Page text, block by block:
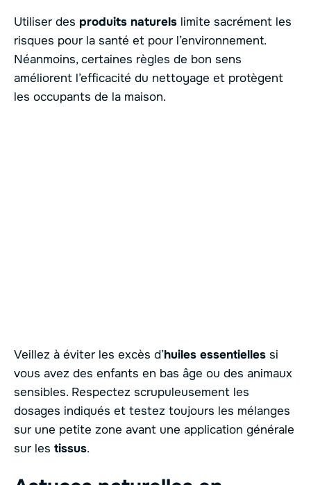
Utiliser des produits naturels limite sacrément les
risques pour la santé et pour l’environnement.
Néanmoins, certaines règles de bon sens
améliorent l’efficacité du nettoyage et protègent
les occupants de la maison.
Veillez à éviter les excès d’huiles essentielles si
vous avez des enfants en bas âge ou des animaux
sensibles. Respectez scrupuleusement les
dosages indiqués et testez toujours les mélanges
sur une petite zone avant une application générale
sur les tissus.